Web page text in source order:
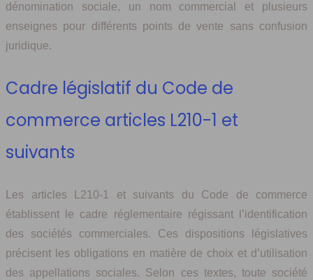
dénomination sociale, un nom commercial et plusieurs
enseignes pour différents points de vente sans confusion
juridique.
Cadre législatif du Code de
commerce articles L210-1 et
suivants
Les articles L210-1 et suivants du Code de commerce
établissent le cadre réglementaire régissant l’identification
des sociétés commerciales. Ces dispositions législatives
précisent les obligations en matière de choix et d’utilisation
des appellations sociales. Selon ces textes, toute société